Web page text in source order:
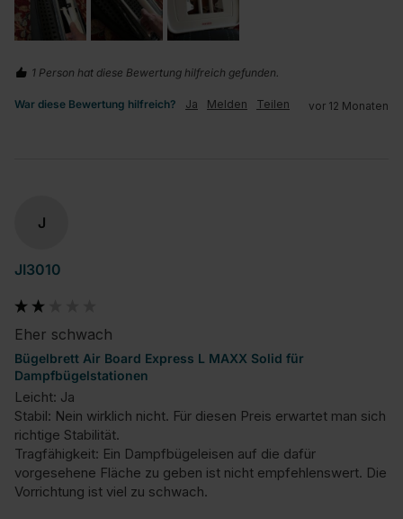
1 Person hat diese Bewertung hilfreich gefunden.
War diese Bewertung hilfreich? Ja Melden Teilen vor 12 Monaten
J
JI3010
Eher schwach
Bügelbrett Air Board Express L MAXX Solid für
Dampfbügelstationen
Leicht: Ja
Stabil: Nein wirklich nicht. Für diesen Preis erwartet man sich
richtige Stabilität.
Tragfähigkeit: Ein Dampfbügeleisen auf die dafür
vorgesehene Fläche zu geben ist nicht empfehlenswert. Die
Vorrichtung ist viel zu schwach.